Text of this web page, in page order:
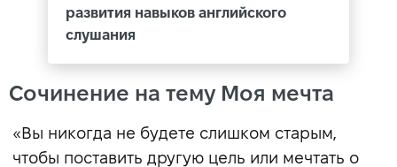
развития навыков английского
слушания
Сочинение на тему Моя мечта
«Вы никогда не будете слишком старым,
чтобы поставить другую цель или мечтать о